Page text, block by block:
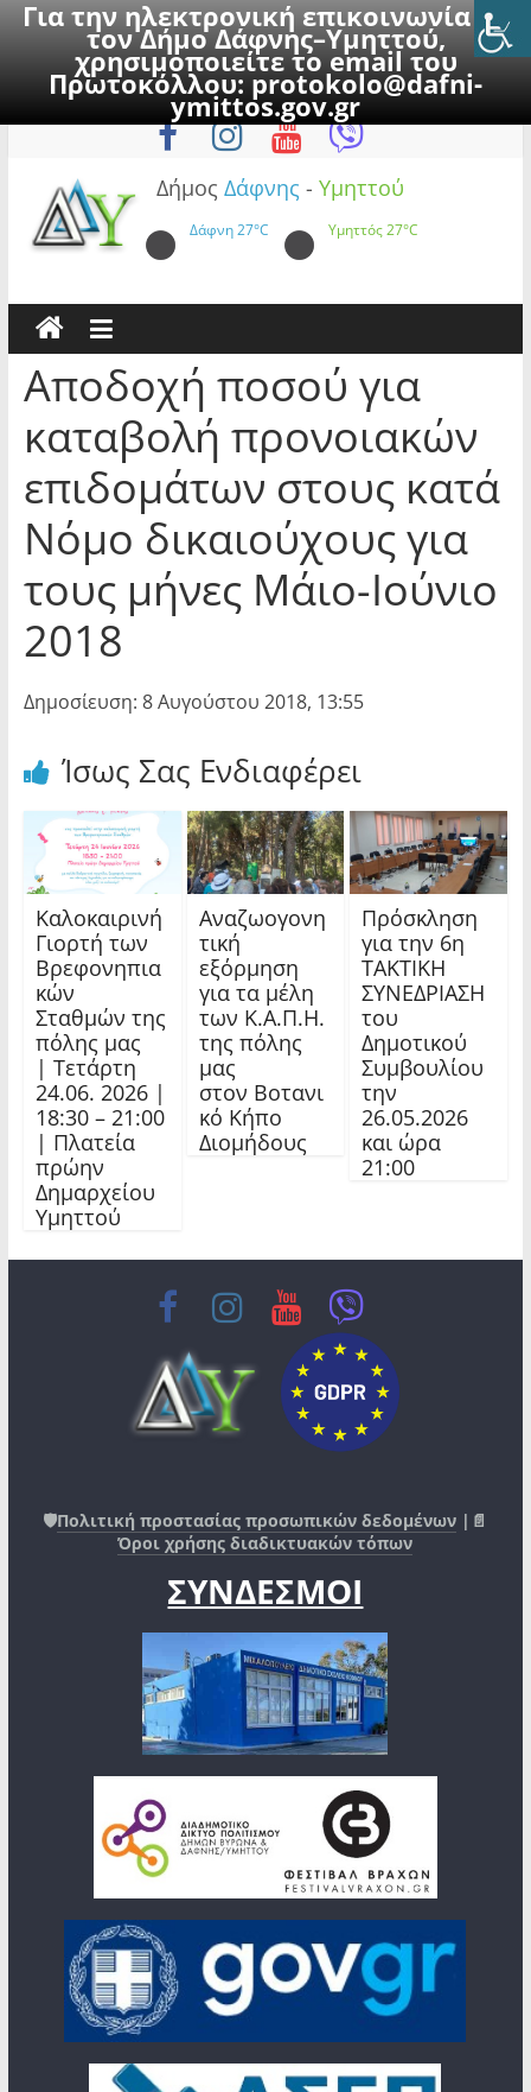
Για την ηλεκτρονική επικοινωνία με
τον Δήμο Δάφνης–Υμηττού,
χρησιμοποιείτε το email του
Πρωτοκόλλου:protokolo@dafni-
ymittos.gov.gr
to
Παρασκευή, 7 Αυγούστου 2026
Δήμος Δάφνης - Υμηττού
Δάφνη27°C Υμηττός27°C
Αποδοχή ποσού για
καταβολή προνοιακών
επιδομάτων στους κατά
Νόμο δικαιούχους για
τους μήνες Μάιο-Ιούνιο
2018
Δημοσίευση: 8 Αυγούστου 2018, 13:55
Ίσως Σας Ενδιαφέρει
Καλοκαιρινή
Γιορτή των
Βρεφονηπια
κών
Σταθμών της
πόλης μας
| Τετάρτη
24.06. 2026 |
18:30 – 21:00
| Πλατεία
πρώην
Δημαρχείου
Υμηττού
Αναζωογονη
τική
εξόρμηση
για τα μέλη
των Κ.Α.Π.Η.
της πόλης
μας
στον Βοτανι
κό Κήπο
Διομήδους
Πρόσκληση
για την 6η
ΤΑΚΤΙΚΗ
ΣΥΝΕΔΡΙΑΣΗ
του
Δημοτικού
Συμβουλίου
την
26.05.2026
και ώρα
21:00
🛡️Πολιτική προστασίας προσωπικών δεδομένων |📄
Όροι χρήσης διαδικτυακών τόπων
ΣΥΝΔΕΣΜΟΙ